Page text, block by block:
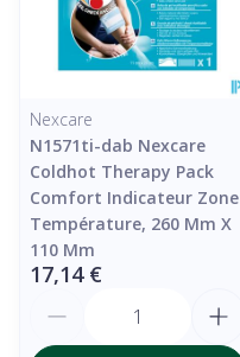
Nexcare
N1571ti-dab Nexcare
Coldhot Therapy Pack
Comfort Indicateur Zone
Température, 260 Mm X
110 Mm
17,14 €